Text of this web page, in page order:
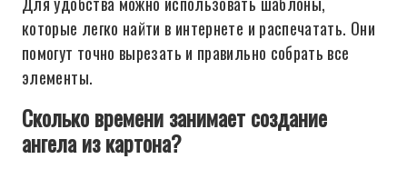
которые легко найти в интернете и распечатать. Они
помогут точно вырезать и правильно собрать все
элементы.
Сколько времени занимает создание
ангела из картона?